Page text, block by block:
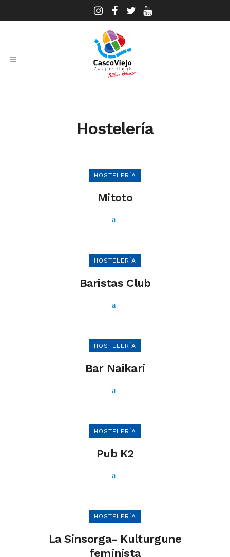
Hostelería
HOSTELERÍA
Mitoto
HOSTELERÍA
Baristas Club
HOSTELERÍA
Bar Naikari
HOSTELERÍA
Pub K2
HOSTELERÍA
La Sinsorga- Kulturgune
feminista